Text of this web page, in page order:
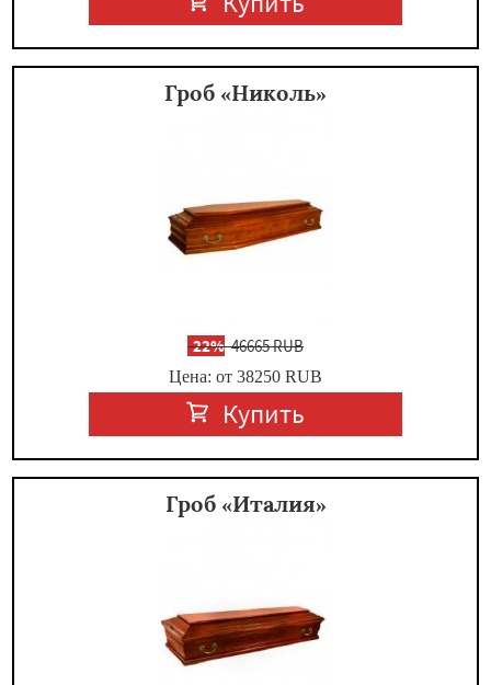
Гроб «Николь»
-22%46665 RUB
Цена: от 38250 RUB
Купить
Гроб «Италия»